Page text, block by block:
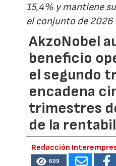
15,4% y mantiene
el conjunto de 2026
AkzoNobel
beneficio
el segundo
encadena
trimestres
de la
Redacción
699